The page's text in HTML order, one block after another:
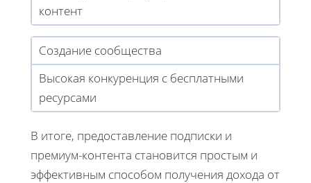
контент
Создание сообщества
Высокая конкуренция с бесплатными
ресурсами
В итоге, предоставление подписки и
премиум-контента становится простым и
эффективным способом получения дохода от